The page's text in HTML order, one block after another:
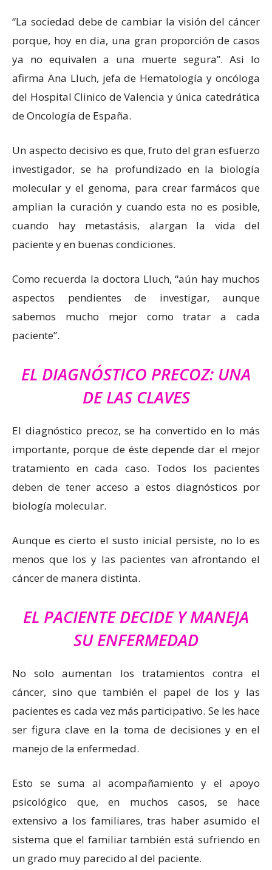
“La sociedad debe de cambiar la visión del cáncer
porque, hoy en dia, una gran proporción de casos
ya no equivalen a una muerte segura”. Asi lo
afirma Ana Lluch, jefa de Hematología y oncóloga
del Hospital Clinico de Valencia y única catedrática
de Oncología de España.
Un aspecto decisivo es que, fruto del gran esfuerzo
investigador, se ha profundizado en la biología
molecular y el genoma, para crear farmácos que
amplian la curación y cuando esta no es posible,
cuando hay metastásis, alargan la vida del
paciente y en buenas condiciones.
Como recuerda la doctora Lluch, “aún hay muchos
aspectos pendientes de investigar, aunque
sabemos mucho mejor como tratar a cada
paciente”.
EL DIAGNÓSTICO PRECOZ: UNA
DE LAS CLAVES
El diagnóstico precoz, se ha convertido en lo más
importante, porque de éste depende dar el mejor
tratamiento en cada caso. Todos los pacientes
deben de tener acceso a estos diagnósticos por
biología molecular.
Aunque es cierto el susto inicial persiste, no lo es
menos que los y las pacientes van afrontando el
cáncer de manera distinta.
EL PACIENTE DECIDE Y MANEJA
SU ENFERMEDAD
No solo aumentan los tratamientos contra el
cáncer, sino que también el papel de los y las
pacientes es cada vez más participativo. Se les hace
ser figura clave en la toma de decisiones y en el
manejo de la enfermedad.
Esto se suma al acompañamiento y el apoyo
psicológico que, en muchos casos, se hace
extensivo a los familiares, tras haber asumido el
sistema que el familiar también está sufriendo en
un grado muy parecido al del paciente.